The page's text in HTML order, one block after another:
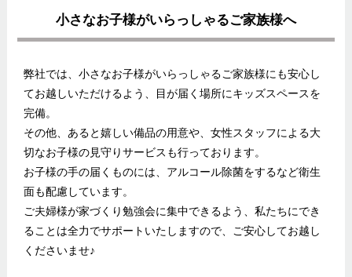
小さなお子様がいらっしゃるご家族様へ
弊社では、小さなお子様がいらっしゃるご家族様にも安心し
てお越しいただけるよう、
目が届く場所にキッズスペースを
完備。
その他、あると嬉しい備品の用意や、女性スタッフによる大
切なお子様の見守りサービスも行っております。
お子様の手の届くものには、アルコール除菌をするなど衛生
面も配慮しています。
ご夫婦様が家づくり勉強会に集中できるよう、私たちにでき
ることは全力でサポートいたしますので、ご安心してお越し
くださいませ♪